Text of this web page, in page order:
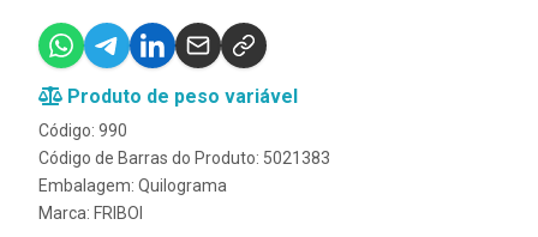
Produto de peso variável
Código: 990
Código de Barras do Produto: 5021383
Embalagem: Quilograma
Marca: FRIBOI